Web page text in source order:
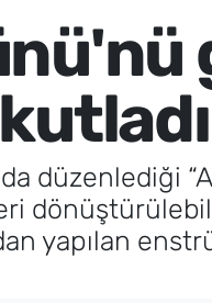
düzenlediği
yapılan